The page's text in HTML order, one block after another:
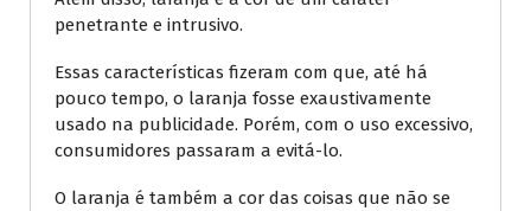
penetrante e intrusivo.
Essas características fizeram com que, até há
pouco tempo, o laranja fosse exaustivamente
usado na publicidade. Porém, com o uso excessivo,
consumidores passaram a evitá-lo.
O laranja é também a cor das coisas que não se